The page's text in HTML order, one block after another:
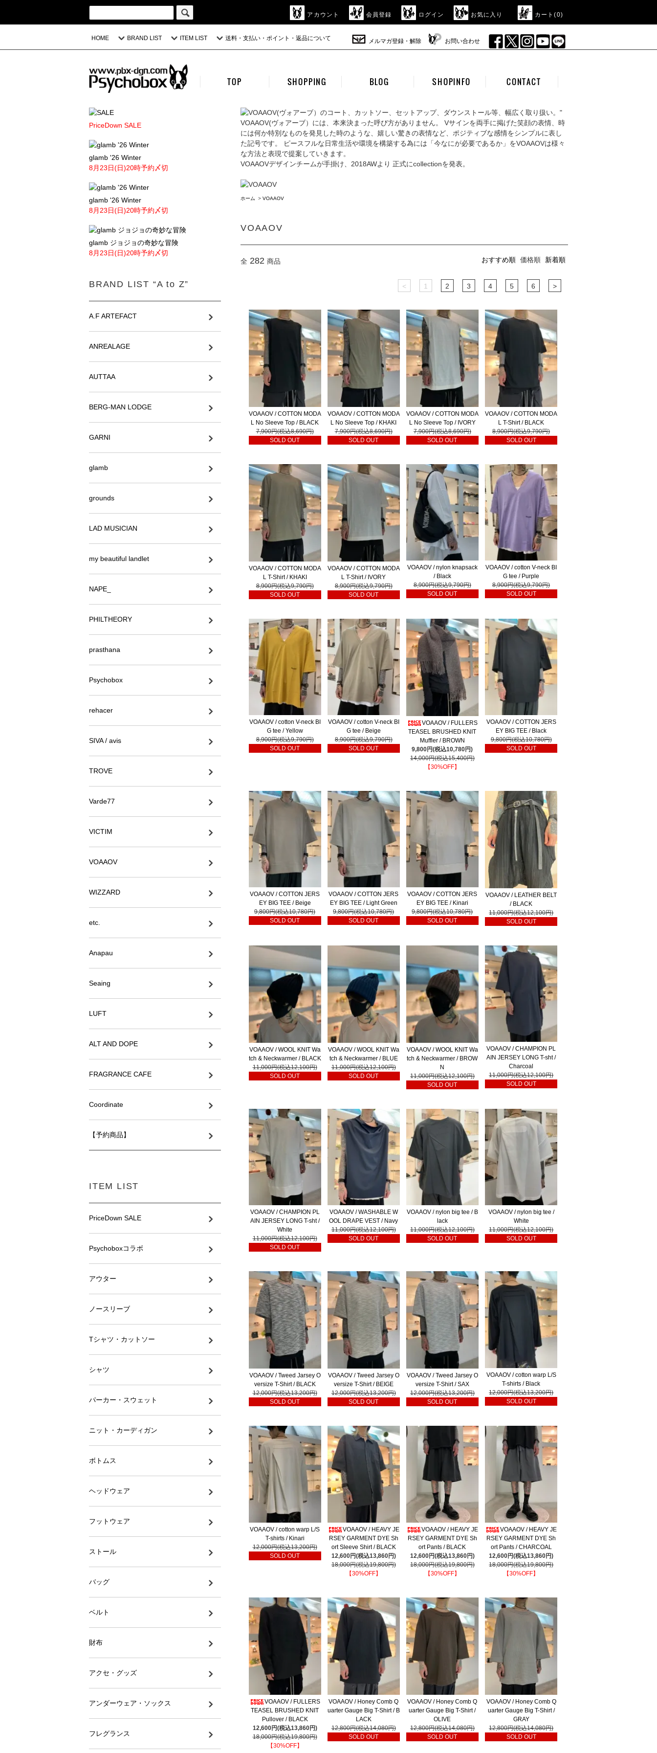
アカウント 会員登録 ログイン お気に入り カート(0)
HOME BRAND LIST ITEM LIST 送料・支払い・ポイント・返品について メルマガ登録・解除 お問い合わせ
TOP SHOPPING BLOG SHOPINFO CONTACT
VOAAOV(ヴォアーブ）には、本来決まった呼び方がありません。 Vサインを両手に掲げた笑顔の表情、時
には何か特別なものを発見した時のような、嬉しい驚きの表情など、ポジティブな感情をシンプルに表し
た記号です。 ピースフルな日常生活や環境を構築する為には「今なにが必要であるか」をVOAAOVは様々
な方法と表現で提案していきます。
VOAAOVデザインチームが手掛け、2018AWより 正式にcollectionを発表。
ホーム > VOAAOV
VOAAOV
全 282 商品 おすすめ順 価格順 新着順
< 1 2 3 4 5 6 >
VOAAOV / COTTON MODA
L No Sleeve Top / BLACK
7,900円(税込8,690円)
SOLD OUT
VOAAOV / COTTON MODA
L No Sleeve Top / KHAKI
7,900円(税込8,690円)
SOLD OUT
VOAAOV / COTTON MODA
L No Sleeve Top / IVORY
7,900円(税込8,690円)
SOLD OUT
VOAAOV / COTTON MODA
L T-Shirt / BLACK
8,900円(税込9,790円)
SOLD OUT
VOAAOV / COTTON MODA
L T-Shirt / KHAKI
8,900円(税込9,790円)
SOLD OUT
VOAAOV / COTTON MODA
L T-Shirt / IVORY
8,900円(税込9,790円)
SOLD OUT
VOAAOV / nylon knapsack
/ Black
8,900円(税込9,790円)
SOLD OUT
VOAAOV / cotton V-neck BI
G tee / Purple
8,900円(税込9,790円)
SOLD OUT
VOAAOV / cotton V-neck BI
G tee / Yellow
8,900円(税込9,790円)
SOLD OUT
VOAAOV / cotton V-neck BI
G tee / Beige
8,900円(税込9,790円)
SOLD OUT
VOAAOV / FULLERS
TEASEL BRUSHED KNIT
Muffler / BROWN
9,800円(税込10,780円)
14,000円(税込15,400円)
【30%OFF】
VOAAOV / COTTON JERS
EY BIG TEE / Black
9,800円(税込10,780円)
SOLD OUT
VOAAOV / COTTON JERS
EY BIG TEE / Beige
9,800円(税込10,780円)
SOLD OUT
VOAAOV / COTTON JERS
EY BIG TEE / Light Green
9,800円(税込10,780円)
SOLD OUT
VOAAOV / COTTON JERS
EY BIG TEE / Kinari
9,800円(税込10,780円)
SOLD OUT
VOAAOV / LEATHER BELT
/ BLACK
11,000円(税込12,100円)
SOLD OUT
VOAAOV / WOOL KNIT Wa
tch & Neckwarmer / BLACK
11,000円(税込12,100円)
SOLD OUT
VOAAOV / WOOL KNIT Wa
tch & Neckwarmer / BLUE
11,000円(税込12,100円)
SOLD OUT
VOAAOV / WOOL KNIT Wa
tch & Neckwarmer / BROW
N
11,000円(税込12,100円)
SOLD OUT
VOAAOV / CHAMPION PL
AIN JERSEY LONG T-sht /
Charcoal
11,000円(税込12,100円)
SOLD OUT
VOAAOV / CHAMPION PL
AIN JERSEY LONG T-sht /
White
11,000円(税込12,100円)
SOLD OUT
VOAAOV / WASHABLE W
OOL DRAPE VEST / Navy
11,000円(税込12,100円)
SOLD OUT
VOAAOV / nylon big tee / B
lack
11,000円(税込12,100円)
SOLD OUT
VOAAOV / nylon big tee /
White
11,000円(税込12,100円)
SOLD OUT
VOAAOV / Tweed Jarsey O
versize T-Shirt / BLACK
12,000円(税込13,200円)
SOLD OUT
VOAAOV / Tweed Jarsey O
versize T-Shirt / BEIGE
12,000円(税込13,200円)
SOLD OUT
VOAAOV / Tweed Jarsey O
versize T-Shirt / SAX
12,000円(税込13,200円)
SOLD OUT
VOAAOV / cotton warp L/S
T-shirts / Black
12,000円(税込13,200円)
SOLD OUT
VOAAOV / cotton warp L/S
T-shirts / Kinari
12,000円(税込13,200円)
SOLD OUT
VOAAOV / HEAVY JE
RSEY GARMENT DYE Sh
ort Sleeve Shirt / BLACK
12,600円(税込13,860円)
18,000円(税込19,800円)
【30%OFF】
VOAAOV / HEAVY JE
RSEY GARMENT DYE Sh
ort Pants / BLACK
12,600円(税込13,860円)
18,000円(税込19,800円)
【30%OFF】
VOAAOV / HEAVY JE
RSEY GARMENT DYE Sh
ort Pants / CHARCOAL
12,600円(税込13,860円)
18,000円(税込19,800円)
【30%OFF】
VOAAOV / FULLERS
TEASEL BRUSHED KNIT
Pullover / BLACK
12,600円(税込13,860円)
18,000円(税込19,800円)
【30%OFF】
VOAAOV / Honey Comb Q
uarter Gauge Big T-Shirt / B
LACK
12,800円(税込14,080円)
SOLD OUT
VOAAOV / Honey Comb Q
uarter Gauge Big T-Shirt /
OLIVE
12,800円(税込14,080円)
SOLD OUT
VOAAOV / Honey Comb Q
uarter Gauge Big T-Shirt /
GRAY
12,800円(税込14,080円)
SOLD OUT
PriceDown SALE
glamb '26 Winter
8月23日(日)20時予約〆切
glamb '26 Winter
8月23日(日)20時予約〆切
glamb ジョジョの奇妙な冒険
8月23日(日)20時予約〆切
BRAND LIST “A to Z”
A.F ARTEFACT
ANREALAGE
AUTTAA
BERG-MAN LODGE
GARNI
glamb
grounds
LAD MUSICIAN
my beautiful landlet
NAPE_
PHILTHEORY
prasthana
Psychobox
rehacer
SIVA / avis
TROVE
Varde77
VICTIM
VOAAOV
WIZZARD
etc.
Anapau
Seaing
LUFT
ALT AND DOPE
FRAGRANCE CAFE
Coordinate
【予約商品】
ITEM LIST
PriceDown SALE
Psychoboxコラボ
アウター
ノースリーブ
Tシャツ・カットソー
シャツ
パーカー・スウェット
ニット・カーディガン
ボトムス
ヘッドウェア
フットウェア
ストール
バッグ
ベルト
財布
アクセ・グッズ
アンダーウェア・ソックス
フレグランス